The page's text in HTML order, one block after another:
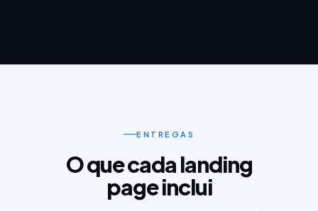
ENTREGAS
O que cada landing
page inclui